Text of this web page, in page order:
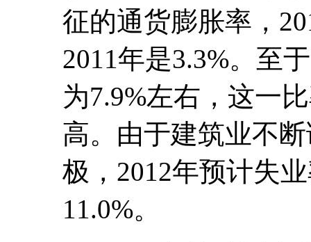
征的通货膨胀率，
2011年是3.3%。至
为7.9%左右，这一
高。由于建筑业不
极，2012年预计失
11.0%。